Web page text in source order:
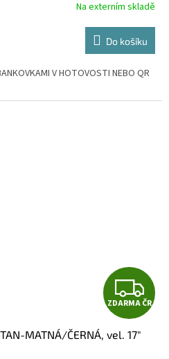
M
A
Na externím skladě
Do košíku
V HOTOVOSTI NEBO QR
Z
D
ZDARMA ČR
MATNÁ/ČERNÁ, vel. 17"